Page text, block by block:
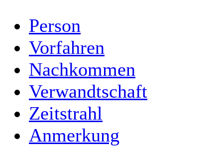
Person
Vorfahren
Nachkommen
Verwandtschaft
Zeitstrahl
Anmerkung